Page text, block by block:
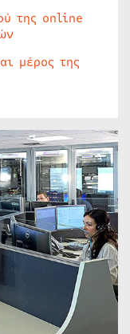
της online
μέρος της